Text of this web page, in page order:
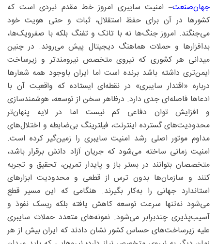
جهان‌صنعت– امنیت سایبری امروز خط مقدم نبردی است که
کشورها در آن برای حفظ استقلال، ثبات و حتی هویت خود
می‌جنگند. امروز جنگ‌ها نه با تانک و تفنگ بلکه با صفرویک‌ها،
بدافزارها و حملات هماهنگ دیجیتال پیش می‌روند. در چنین
میدانی هر کشوری که نیروی متخصص نیرومندتر و زیرساخت
ایمن‌تری داشته باشد برنده است اما ایران باوجود همه شعارها
درباره «اقتدار سایبری» در نقطه‌ای ایستاده که واقعیت آن با
ادعاها فاصله‌ای جدی دارد. درظاهر سخن از توسعه، هوشمندسازی
و افزایش توان دفاعی کم نیست اما در لایه پنهان‌تر
محدودیت‌های گسترده اینترنت، فیلترینگ بی‌ضابطه و اختلال‌های
مداوم موتور اصلی رشد امنیت سایبری را زمین‌گیر کرده است.
امنیت زمانی ساخته می‌شود که جریان آزاد دانش برقرار باشد،
متخصصان بتوانند در بستر باز و پایدار تمرین، تحقیق و تجربه
کنند و سازمان‌ها بدون ترس از قطعی و محدودیت ابزارهای
استاندارد جهانی را به‌کار بگیرند. هنگامی که این مسیر قطع
می‌شود نه‌تنها سرعت توسعه کاهش یافته بلکه ریسک نفوذ و
آسیب‌پذیری چندبرابر می‌شود. نمونه‌های متعدد حملات سایبری
علیه زیرساخت‌های حساس کشور نشان دادند که ایران بیش از هر